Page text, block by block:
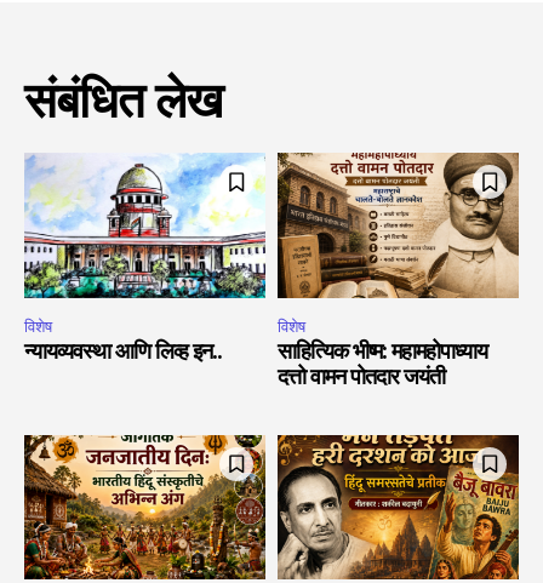
संबंधित लेख
विशेष
न्यायव्यवस्था आणि लिव्ह इन..
विशेष
साहित्यिक भीष्म: महामहोपाध्याय
दत्तो वामन पोतदार जयंती